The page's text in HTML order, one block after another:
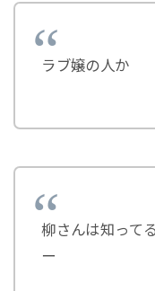
ラブ嬢の人か
柳さんは知って
ー